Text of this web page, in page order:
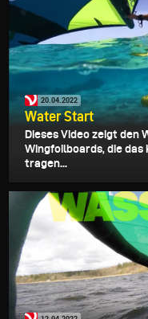
20.04.2022
Water Start
Dieses Video zeigt
Wingfoilboards, die
tragen...